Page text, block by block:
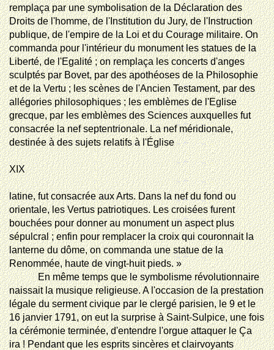
remplaça par une symbolisation de la Déclaration des
Droits de l'homme, de l'Institution du Jury, de l'Instruction
publique, de l'empire de la Loi et du Courage militaire. On
commanda pour l'intérieur du monument les statues de la
Liberté, de l'Egalité ; on remplaça les concerts d'anges
sculptés par Bovet, par des apothéoses de la Philosophie
et de la Vertu ; les scènes de l'Ancien Testament, par des
allégories philosophiques ; les emblèmes de l'Eglise
grecque, par les emblèmes des Sciences auxquelles fut
consacrée la nef septentrionale. La nef méridionale,
destinée à des sujets relatifs à l'Église
XIX
latine, fut consacrée aux Arts. Dans la nef du fond ou
orientale, les Vertus patriotiques. Les croisées furent
bouchées pour donner au monument un aspect plus
sépulcral ; enfin pour remplacer la croix qui couronnait la
lanterne du dôme, on commanda une statue de la
Renommée, haute de vingt-huit pieds. »
En même temps que le symbolisme révolutionnaire
naissait la musique religieuse. A l'occasion de la prestation
légale du serment civique par le clergé parisien, le 9 et le
16 janvier 1791, on eut la surprise à Saint-Sulpice, une fois
la cérémonie terminée, d'entendre l'orgue attaquer le Ça
ira ! Pendant que les esprits sincères et clairvoyants